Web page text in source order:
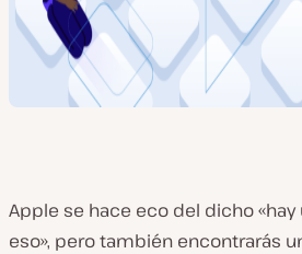
Apple se hace eco del dicho
eso», pero también encontrarás